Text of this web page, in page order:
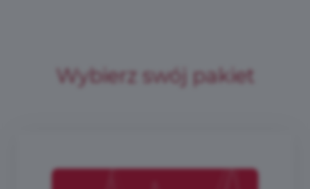
Wybierz swój pakiet